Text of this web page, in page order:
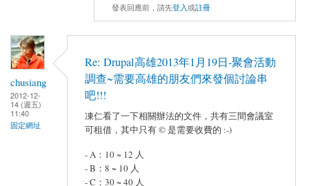
發表回應前，請先登入或註冊
chusiang
2012-12-
14 (週五)
11:40
固定網址
Re: Drupal高雄2013年1月19日-聚會活動
調查~需要高雄的朋友們來發個討論串
吧!!!
凍仁看了一下相關辦法的文件，共有三間會議室
可租借，其中只有 © 是需要收費的 :-)
- A：10 ~ 12 人
- B：8 ~ 10 人
- C：30 ~ 40 人